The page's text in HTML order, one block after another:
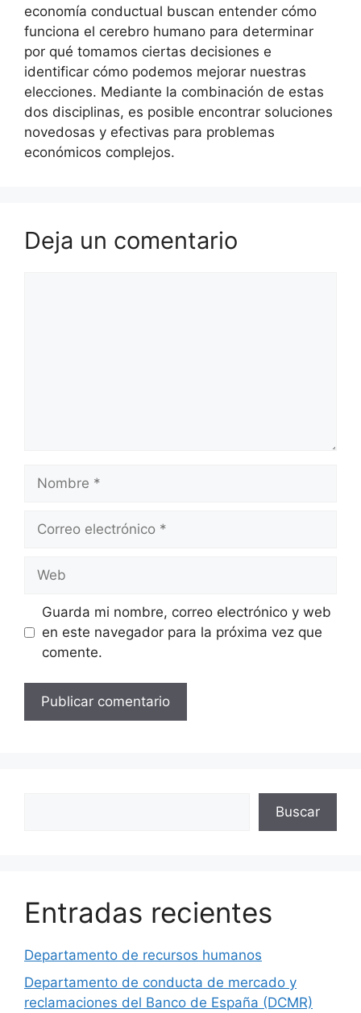
economía conductual buscan entender cómo
funciona el cerebro humano para determinar
por qué tomamos ciertas decisiones e
identificar cómo podemos mejorar nuestras
elecciones. Mediante la combinación de estas
dos disciplinas, es posible encontrar soluciones
novedosas y efectivas para problemas
económicos complejos.
Deja un comentario
electrónico
Guarda mi nombre, correo electrónico y web
en este navegador para la próxima vez que
comente.
Buscar
Entradas recientes
Departamento de recursos humanos
Departamento de conducta de mercado y
reclamaciones del Banco de España (DCMR)